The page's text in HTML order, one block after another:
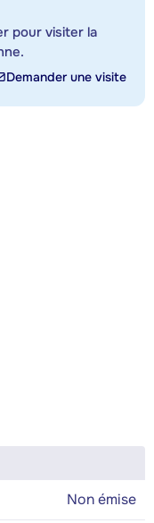
pour visiter la
Demander une visite
Non émise